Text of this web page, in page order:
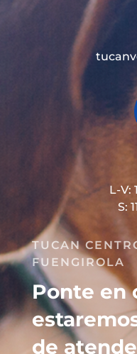
L-V:
S:
TUCAN
FUENGIROLA
Ponte en
de